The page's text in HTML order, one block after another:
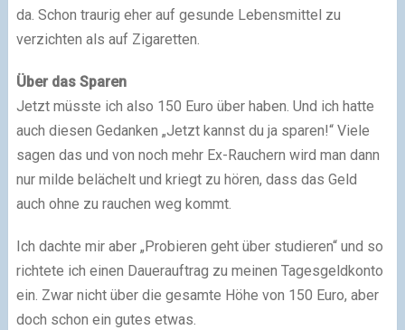
da. Schon traurig eher auf gesunde Lebensmittel zu
verzichten als auf Zigaretten.
Über das Sparen
Jetzt müsste ich also 150 Euro über haben. Und ich hatte
auch diesen Gedanken „Jetzt kannst du ja sparen!“ Viele
sagen das und von noch mehr Ex-Rauchern wird man dann
nur milde belächelt und kriegt zu hören, dass das Geld
auch ohne zu rauchen weg kommt.
Ich dachte mir aber „Probieren geht über studieren“ und so
richtete ich einen Dauerauftrag zu meinen Tagesgeldkonto
ein. Zwar nicht über die gesamte Höhe von 150 Euro, aber
doch schon ein gutes etwas.